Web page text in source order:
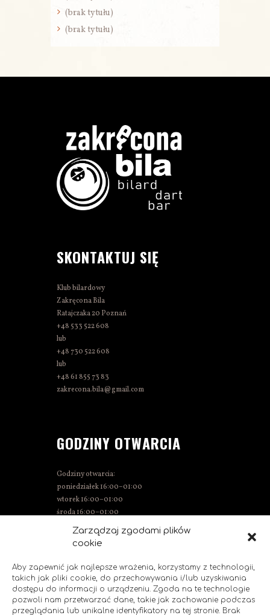
Zarządzaj zgodami plików
cookie
Aby zapewnić jak najlepsze wrażenia, korzystamy z technologii,
takich jak pliki cookie, do przechowywania i/lub uzyskiwania
dostępu do informacji o urządzeniu. Zgoda na te technologie
pozwoli nam przetwarzać dane, takie jak zachowanie podczas
przeglądania lub unikalne identyfikatory na tej stronie. Brak
(brak tytułu)
(brak tytułu)
SKONTAKTUJ SIĘ
Klub bilardowy
Zakręcona Bila
Ratajczaka 20 Poznań
+48 533 522 608
lub
+48 730 522 608
lub
+48 61 855 73 83
zakrecona.bila@gmail.com
GODZINY OTWARCIA
Godziny otwarcia:
poniedziałek 16:00–01:00
wtorek 16:00–01:00
środa 16:00–01:00
czwartek 15:00–01:00
piątek 15:00–02:00
niedziela 14:00–00:00